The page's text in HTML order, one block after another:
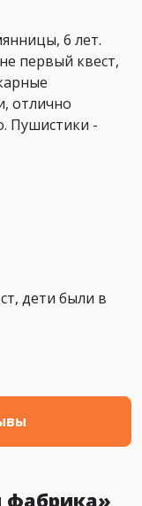
6 лет.
первый квест,
отлично
Пушистики -
дети были в
фабрика»